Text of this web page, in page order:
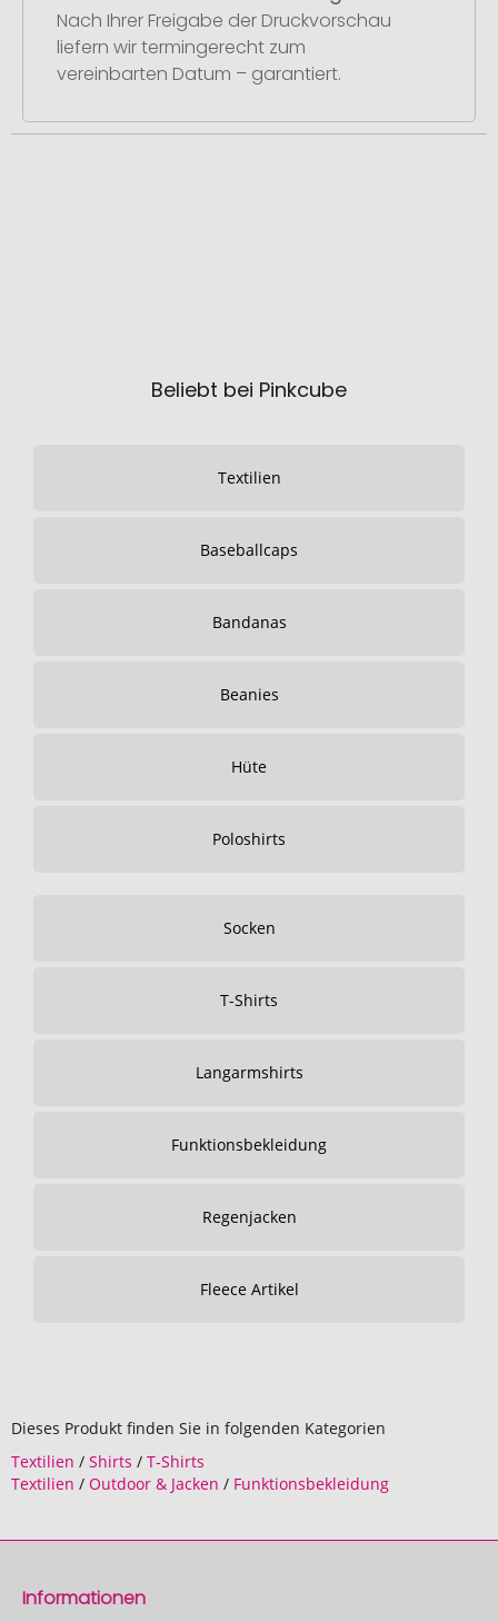
Nach Ihrer Freigabe der Druckvorschau
liefern wir termingerecht zum
vereinbarten Datum – garantiert.
Beliebt bei Pinkcube
Textilien
Baseballcaps
Bandanas
Beanies
Hüte
Poloshirts
Socken
T-Shirts
Langarmshirts
Funktionsbekleidung
Regenjacken
Fleece Artikel
Dieses Produkt finden Sie in folgenden Kategorien
Textilien / Shirts / T-Shirts
Textilien / Outdoor & Jacken / Funktionsbekleidung
Informationen